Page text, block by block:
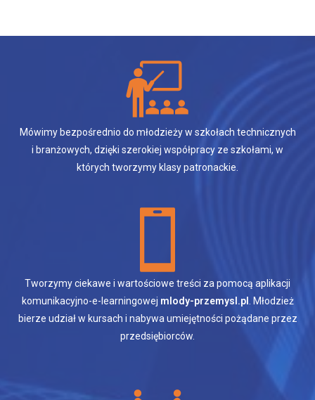
Mówimy bezpośrednio do młodzieży w szkołach technicznych
i branżowych, dzięki szerokiej współpracy ze szkołami, w
których tworzymy klasy patronackie.
Tworzymy ciekawe i wartościowe treści za pomocą aplikacji
komunikacyjno-e-learningowej mlody-przemysl.pl
. Młodzież
bierze udział w kursach i nabywa umiejętności pożądane przez
przedsiębiorców.